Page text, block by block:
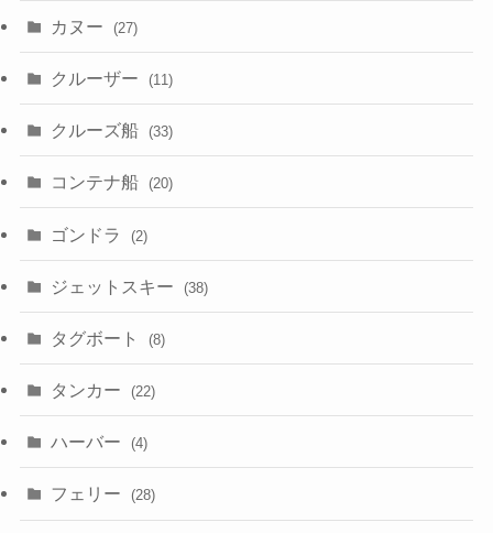
カヌー (27)
クルーザー (11)
クルーズ船 (33)
コンテナ船 (20)
ゴンドラ (2)
ジェットスキー (38)
タグボート (8)
タンカー (22)
ハーバー (4)
フェリー (28)